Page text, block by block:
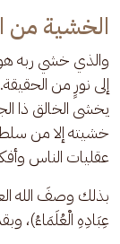
الخشية من
والذي خشي ربه
إلى نورٍ من
يخشى الخالق ذا
خشيته إلا من
عقليات الناس
بذلك وصفَ الله
عِبَادِهِ الْعُلَمَاءُ)،